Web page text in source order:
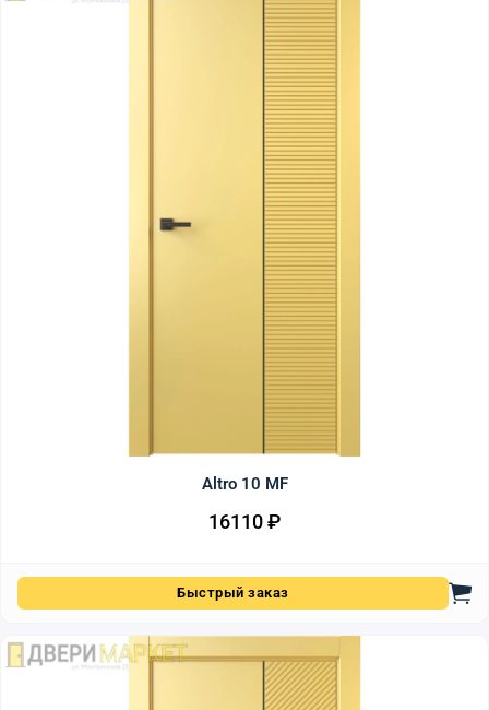
Altro 10 MF
16110₽
Быстрый заказ